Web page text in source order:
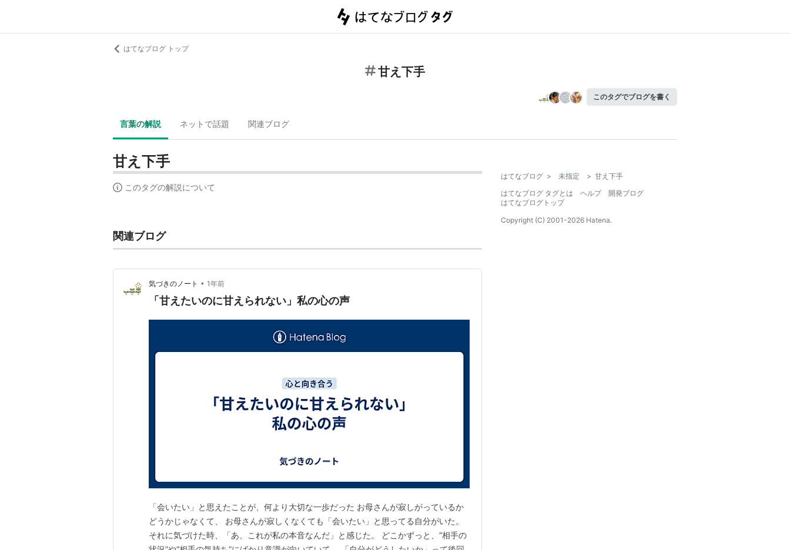
はてなブログ トップ
甘え下手
このタグでブログを書く
言葉の解説 ネットで話題 関連ブログ
甘え下手
このタグの解説について
関連ブログ
気づきのノート • 1年前
「甘えたいのに甘えられない」私の心の声
「会いたい」と思えたことが、何より大切な一歩だった お母さんが寂しがっているか
どうかじゃなくて、 お母さんが寂しくなくても「会いたい」と思ってる自分がいた。
それに気づけた時、「あ、これが私の本音なんだ」と感じた。 どこかずっと、“相手の
はてなブログ > 未指定 > 甘え下手
はてなブログ タグとは
ヘルプ
開発ブログ
はてなブログトップ
Copyright (C) 2001-2026 Hatena.